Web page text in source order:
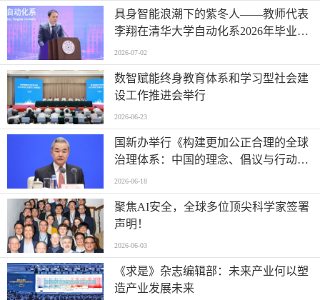
具身智能浪潮下的紫冬人——教师代表
李翔在清华大学自动化系2026年毕业典
礼上的讲话
2026-07-02
数智赋能终身教育体系和学习型社会建
设工作推进会举行
2026-06-23
国新办举行《构建更加公正合理的全球
治理体系：中国的理念、倡议与行动》
白皮书新闻发布会
2026-06-18
聚焦AI安全，全球多位顶尖科学家签署
声明！
2026-06-03
《求是》杂志编辑部：未来产业何以塑
造产业发展未来